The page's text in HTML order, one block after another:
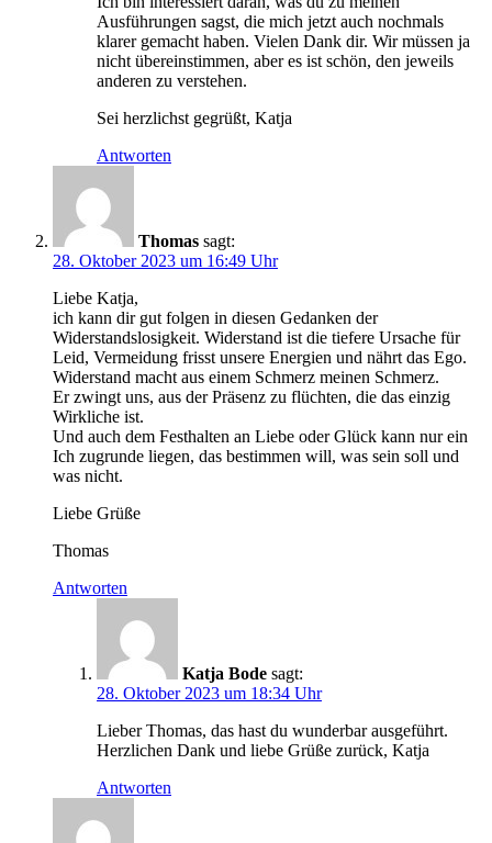
Ausführungen sagst, die mich jetzt auch nochmals
klarer gemacht haben. Vielen Dank dir. Wir müssen ja
nicht übereinstimmen, aber es ist schön, den jeweils
anderen zu verstehen.
Sei herzlichst gegrüßt, Katja
Antworten
Thomas sagt:
28. Oktober 2023 um 16:49 Uhr
Liebe Katja,
ich kann dir gut folgen in diesen Gedanken der
Widerstandslosigkeit. Widerstand ist die tiefere Ursache für
Leid, Vermeidung frisst unsere Energien und nährt das Ego.
Widerstand macht aus einem Schmerz meinen Schmerz.
Er zwingt uns, aus der Präsenz zu flüchten, die das einzig
Wirkliche ist.
Und auch dem Festhalten an Liebe oder Glück kann nur ein
Ich zugrunde liegen, das bestimmen will, was sein soll und
was nicht.
Liebe Grüße
Thomas
Antworten
Katja Bode sagt:
28. Oktober 2023 um 18:34 Uhr
Lieber Thomas, das hast du wunderbar ausgeführt.
Herzlichen Dank und liebe Grüße zurück, Katja
Antworten